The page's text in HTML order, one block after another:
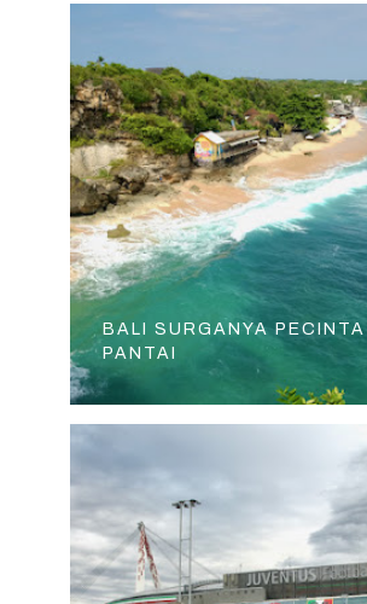
BALI SURGANYA PECINTA
PANTAI